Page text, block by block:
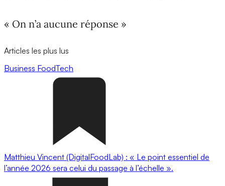
« On n’a aucune réponse »
Articles les plus lus
Business FoodTech
Matthieu Vincent (DigitalFoodLab) : « Le point essentiel de
l’année 2026 sera celui du passage à l’échelle ».